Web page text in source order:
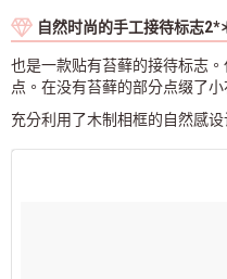
自然时尚的手工接待标志2*
也是一款贴有苔藓的接待标志
点。在没有苔藓的部分点缀了小
充分利用了木制相框的自然感设